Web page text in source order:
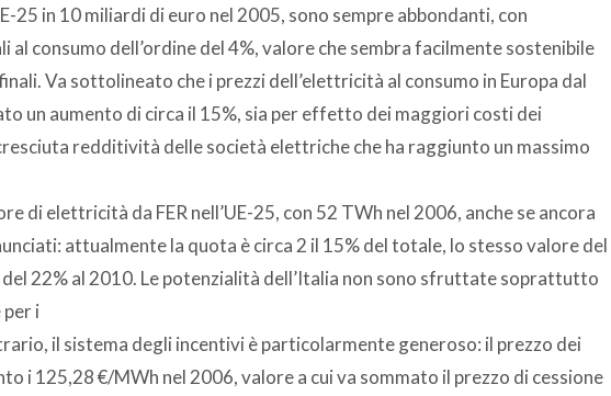
25 in 10 miliardi di euro nel 2005, sono sempre abbondanti, con
al consumo dell’ordine del 4%, valore che sembra facilmente sostenibile
Va sottolineato che i prezzi dell’elettricità al consumo in Europa dal
un aumento di circa il 15%, sia per effetto dei maggiori costi dei
redditività delle società elettriche che ha raggiunto un massimo
di elettricità da FER nell’UE-25, con 52 TWh nel 2006, anche se ancora
attualmente la quota è circa 2 il 15% del totale, lo stesso valore del
22% al 2010. Le potenzialità dell’Italia non sono sfruttate soprattutto
i
il sistema degli incentivi è particolarmente generoso: il prezzo dei
i 125,28 €/MWh nel 2006, valore a cui va sommato il prezzo di cessione